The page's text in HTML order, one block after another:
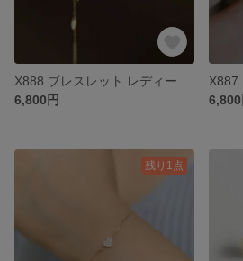
6,800円
6,800
残り1点